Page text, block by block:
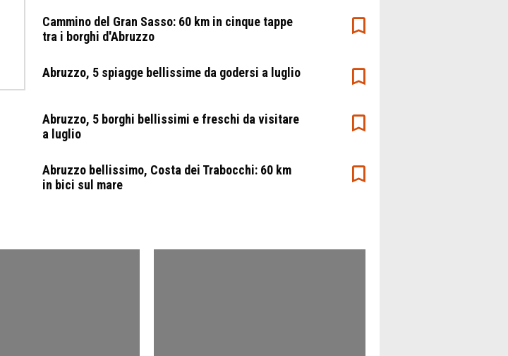
Cammino del Gran Sasso: 60 km in cinque tappe
tra i borghi d'Abruzzo
Abruzzo, 5 spiagge bellissime da godersi a luglio
Abruzzo, 5 borghi bellissimi e freschi da visitare
a luglio
Abruzzo bellissimo, Costa dei Trabocchi: 60 km
in bici sul mare